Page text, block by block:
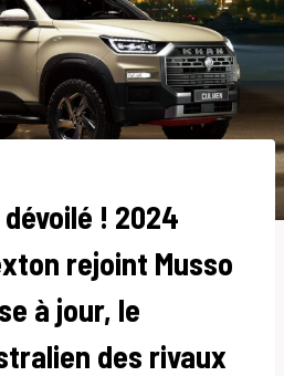
! 2024
rejoint Musso
à jour, le
des rivaux